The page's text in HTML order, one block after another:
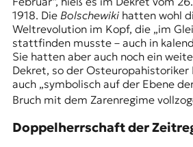
1918. Die Bolschewikihatten wohl
Weltrevolution im Kopf, die „im
stattfinden musste – auch in
Sie hatten aber auch noch ein
Dekret, so der Osteuropahistoriker
auch „symbolisch auf der Ebene
Bruch mit dem Zarenregime
Doppelherrschaft der